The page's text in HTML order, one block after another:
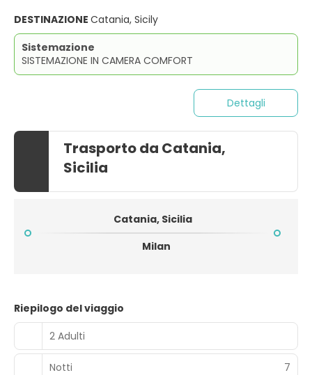
DESTINAZIONE Catania, Sicily
Sistemazione
SISTEMAZIONE IN CAMERA COMFORT
Dettagli
Trasporto da Catania,
Sicilia
Catania, Sicilia
Milan
Riepilogo del viaggio
2 Adulti
Notti 7